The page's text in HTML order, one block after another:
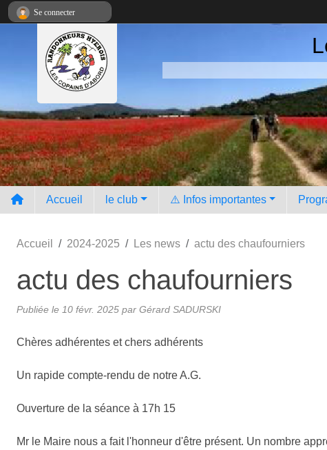
Accueil le club ⚠️ Infos importantes
Accueil 2024-2025 Les news actu des chaufourniers
actu des chaufourniers
Publiée le 10 févr. 2025 par Gérard SADURSKI
Chères adhérentes et chers adhérents
Un rapide compte-rendu de notre A.G.
Ouverture de la séance à 17h 15
Mr le Maire nous a fait l'honneur d'être présent. Un nombre
Se connecter
Panneau de gestion des cookies